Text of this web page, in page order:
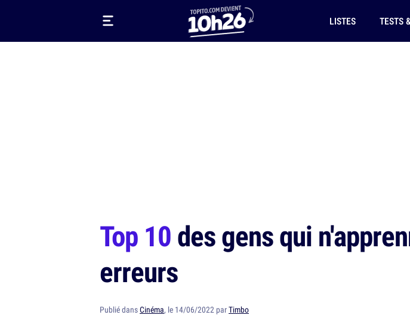
LISTES TESTS
Top 10des gens qui
erreurs
Publié dansCinéma, le 14/06/2022 parTimbo